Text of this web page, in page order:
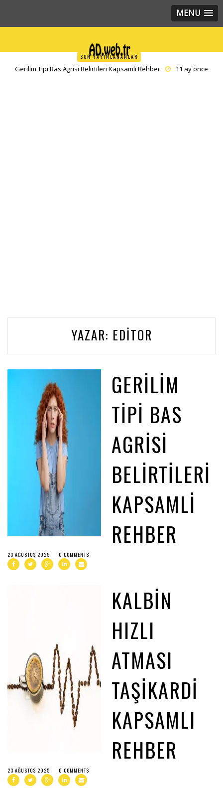
MENU
SON YAYINLANANLAR
Kalbin Hızlı Atması Taşikardi Kapsamlı Rehber
11 ay önce yazar
YAZAR: EDITOR
GERILIM
TIPI BAS
AGRISI
BELIRTILERI
KAPSAMLI
REHBER
23 AĞUSTOS 2025 0 COMMENTS
KALBIN
HIZLI
ATMASI
TAŞIKARDI
KAPSAMLI
REHBER
23 AĞUSTOS 2025 0 COMMENTS